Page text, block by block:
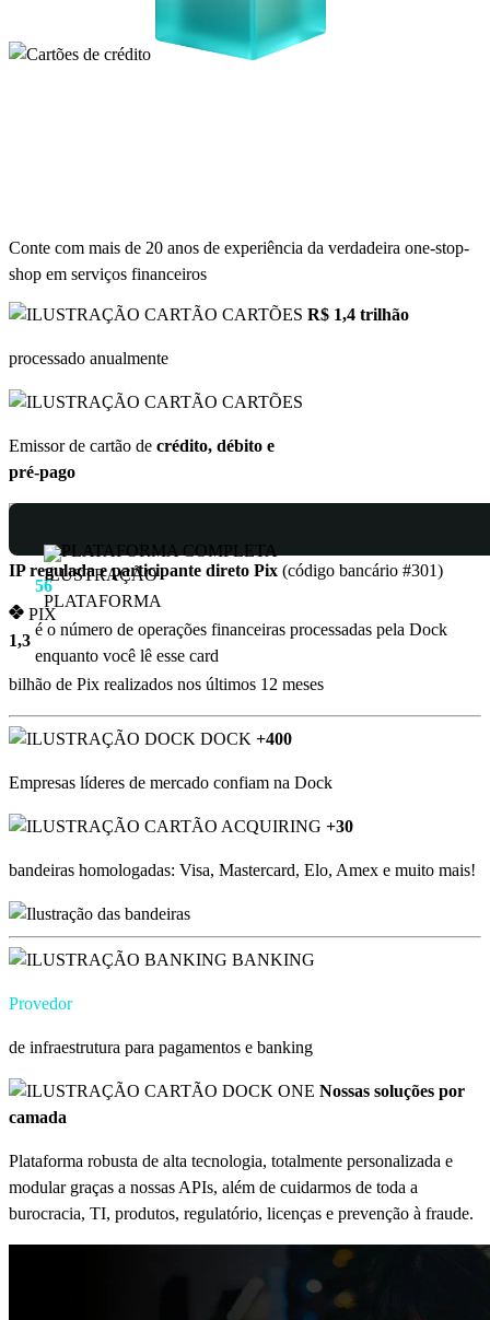
Conte com mais de 20 anos de experiência da verdadeira one-stop-
shop em serviços financeiros
CARTÕES R$ 1,4 trilhão
processado anualmente
CARTÕES
Emissor de cartão de crédito, débito e
pré-pago
PLATAFORMA COMPLETA
56
é o número de operações financeiras processadas pela Dock
enquanto você lê esse card
milhões de contas ativas nos últimos 30
IP regulada e participante direto Pix (código bancário #301)
PIX
1,3
bilhão de Pix realizados nos últimos 12 meses
DOCK +400
Empresas líderes de mercado confiam na Dock
ACQUIRING +30
bandeiras homologadas: Visa, Mastercard, Elo, Amex e muito mais!
BANKING
Provedor
de infraestrutura para pagamentos e banking
DOCK ONE Nossas soluções por
camada
Plataforma robusta de alta tecnologia, totalmente personalizada e
modular graças a nossas APIs, além de cuidarmos de toda a
burocracia, TI, produtos, regulatório, licenças e prevenção à fraude.